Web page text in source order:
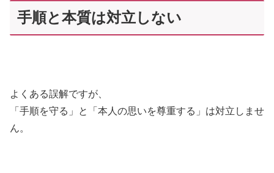
手順と本質は対立しない
よくある誤解ですが、
「手順を守る」と「本人の思いを尊重する」は対立しませ
ん。